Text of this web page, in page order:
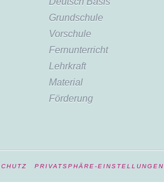
Grundschule
Vorschule
Fernunterricht
Lehrkraft
Material
Förderung
PRIVATSPHÄRE-EINSTELLUNGEN